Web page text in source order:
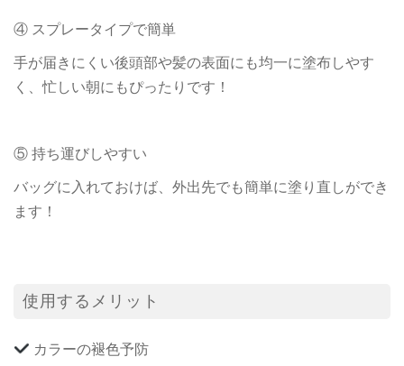
④ スプレータイプで簡単
手が届きにくい後頭部や髪の表面にも均一に塗布しやす
く、忙しい朝にもぴったりです！
⑤ 持ち運びしやすい
バッグに入れておけば、外出先でも簡単に塗り直しができ
ます！
使用するメリット
カラーの褪色予防